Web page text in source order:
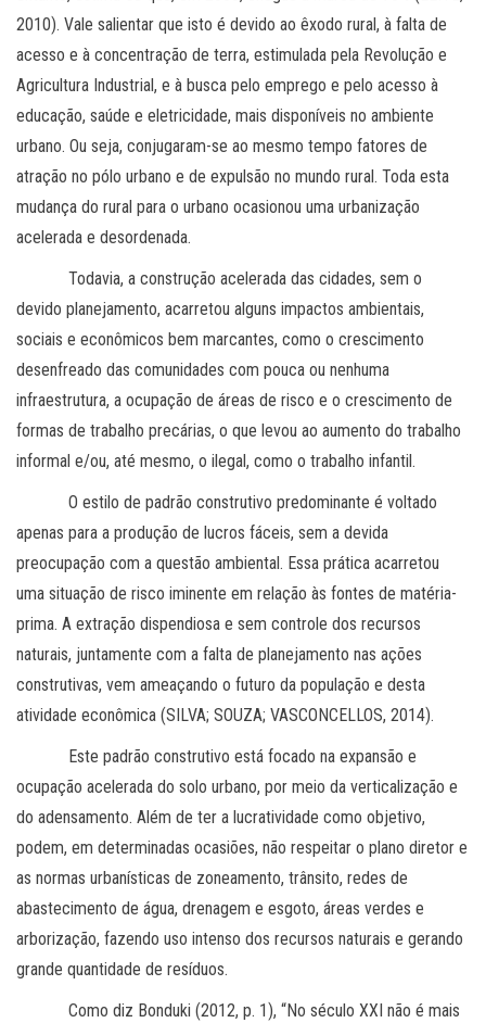
2010). Vale salientar que isto é devido ao êxodo rural, à falta de
acesso e à concentração de terra, estimulada pela Revolução e
Agricultura Industrial, e à busca pelo emprego e pelo acesso à
educação, saúde e eletricidade, mais disponíveis no ambiente
urbano. Ou seja, conjugaram-se ao mesmo tempo fatores de
atração no pólo urbano e de expulsão no mundo rural. Toda esta
mudança do rural para o urbano ocasionou uma urbanização
acelerada e desordenada.
Todavia, a construção acelerada das cidades, sem o
devido planejamento, acarretou alguns impactos ambientais,
sociais e econômicos bem marcantes, como o crescimento
desenfreado das comunidades com pouca ou nenhuma
infraestrutura, a ocupação de áreas de risco e o crescimento de
formas de trabalho precárias, o que levou ao aumento do trabalho
informal e/ou, até mesmo, o ilegal, como o trabalho infantil.
O estilo de padrão construtivo predominante é voltado
apenas para a produção de lucros fáceis, sem a devida
preocupação com a questão ambiental. Essa prática acarretou
uma situação de risco iminente em relação às fontes de matéria-
prima. A extração dispendiosa e sem controle dos recursos
naturais, juntamente com a falta de planejamento nas ações
construtivas, vem ameaçando o futuro da população e desta
atividade econômica (SILVA; SOUZA; VASCONCELLOS, 2014).
Este padrão construtivo está focado na expansão e
ocupação acelerada do solo urbano, por meio da verticalização e
do adensamento. Além de ter a lucratividade como objetivo,
podem, em determinadas ocasiões, não respeitar o plano diretor e
as normas urbanísticas de zoneamento, trânsito, redes de
abastecimento de água, drenagem e esgoto, áreas verdes e
arborização, fazendo uso intenso dos recursos naturais e gerando
grande quantidade de resíduos.
Como diz Bonduki (2012, p. 1), “No século XXI não é mais